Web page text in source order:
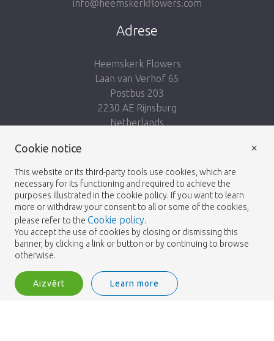
info@heemskerkflowers.com
Adrese
Heemskerk Flowers
Laan van Verhof 65
Postbus 203
2230 AE Rijnsburg
Netherlands
© 2026 - Heemskerk Flowers
Heemskerk Flowers is a trading name of BGH A.Heemskerk AZN b.v.
Cookie notice
This website or its third-party tools use cookies, which are
necessary for its functioning and required to achieve the
purposes illustrated in the cookie policy. If you want to learn
more or withdraw your consent to all or some of the cookies,
please refer to the Cookie policy.
You accept the use of cookies by closing or dismissing this
banner, by clicking a link or button or by continuing to browse
otherwise.
Aizvērt Learn more
×